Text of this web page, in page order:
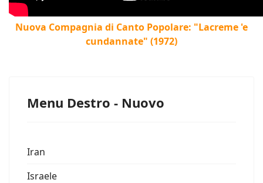
Nuova Compagnia di Canto Popolare: "Lacreme 'e
cundannate" (1972)
Menu Destro - Nuovo
Iran
Israele